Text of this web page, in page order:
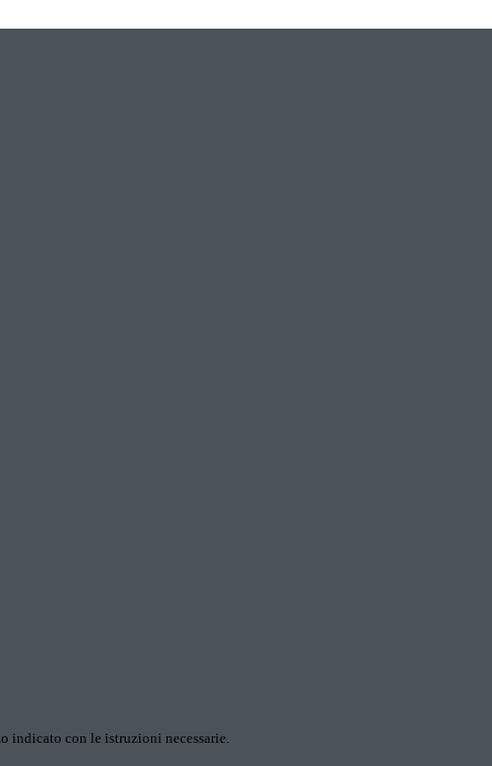
indicato con le istruzioni necessarie.